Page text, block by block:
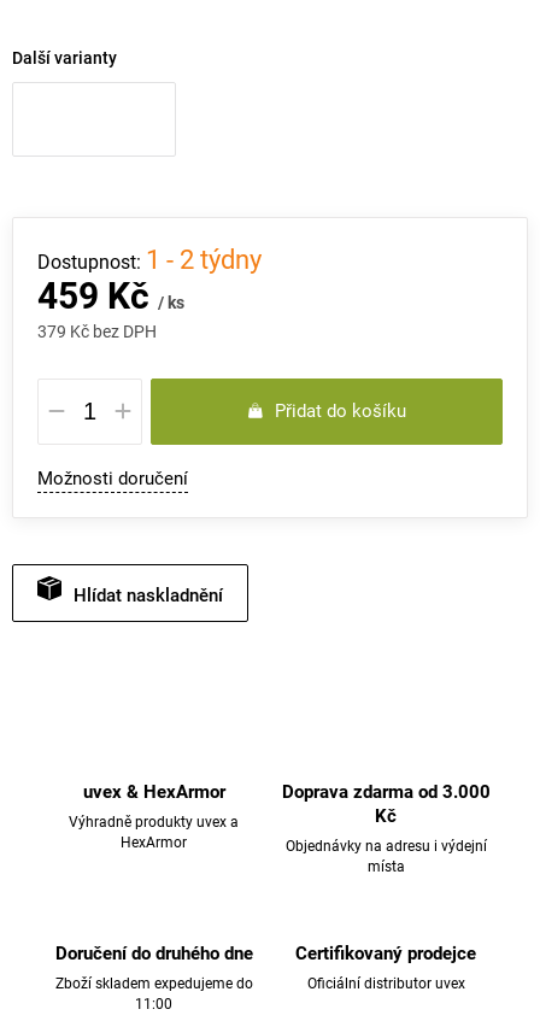
Další varianty
459 Kč / ks
379 Kč bez DPH
Měrná
cena:
1 - 2 týdny
Přidat do košíku
Možnosti doručení
Hlídat
uvex & HexArmor
Výhradně produkty uvex a
HexArmor
Doprava zdarma od 3.000
Kč
Objednávky na adresu i výdejní
místa
Doručení do druhého dne
Zboží skladem expedujeme do
11:00
Certifikovaný prodejce
Oficiální distributor uvex